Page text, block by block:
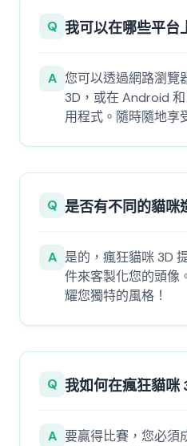
Q 我可以在哪些平台
A 您可以透過網路瀏覽
3D，或在 Android
用程式。隨時隨地享
Q 是否有不同的貓咪
A 是的，瘋狂貓咪 3D
件來客製化您的頭像
耀您獨特的風格！
Q 我如何在瘋狂貓咪
A 要贏得比賽，您必須